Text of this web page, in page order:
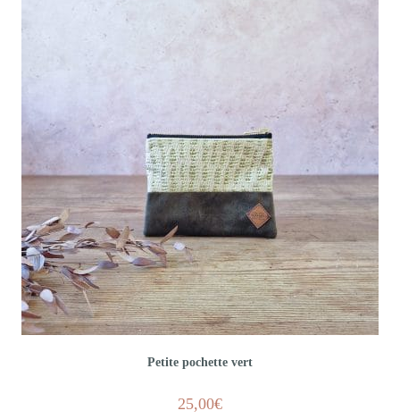
Petite pochette vert
25,00€